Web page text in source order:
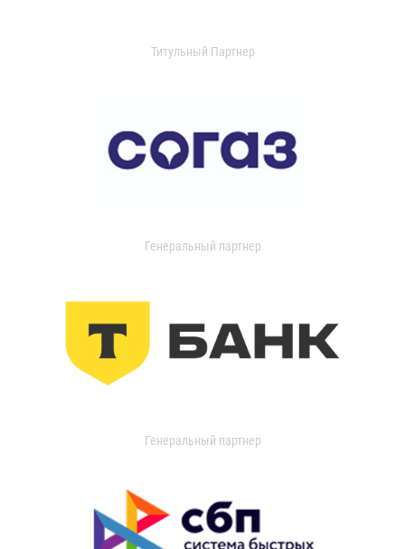
Титульный Партнер
Генеральный партнер
Генеральный партнер